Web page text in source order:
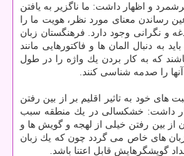
و اظهار داشت: ما ناگزیر به یافتن
رساندن معنای مورد نظر، هویت ما را
و نگرانی وجود دارد. فرهنگستان زبان
به دنبال المان ها و فاكتورهایی مانند
كه به كار بردن یك واژه را در طول
را صدمه شناسی كنند.
خود به تاثیر اقلیم بر از بین رفتن
داشت: خشكسالی در یك منطقه سبب
از بین رفتن خیلی از لهجه و گویش ها و
های خاص می گردد چون كه یك زبان
گویشگرهایش قابل اعتنا باشد.